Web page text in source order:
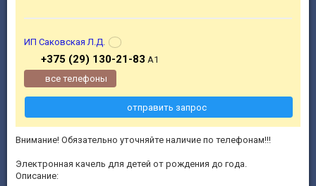
Внимание! Обязательно уточняйте наличие по телефонам!!!
Электронная качель для детей от рождения до года.
Описание:
ИП Саковская Л.Д.
+375 (29) 130-21-83 А1
все телефоны
отправить запрос